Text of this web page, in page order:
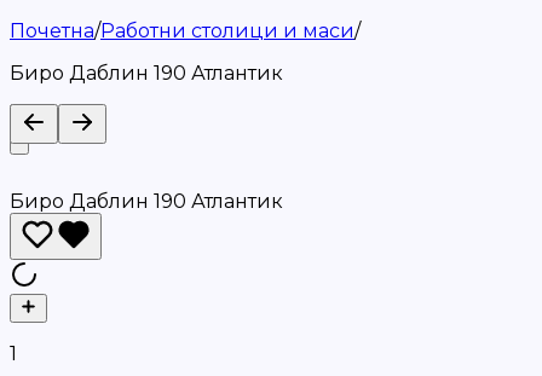
Почетна/Работни столици и маси/
Биро Даблин 190 Атлантик
Биро Даблин 190 Атлантик
1